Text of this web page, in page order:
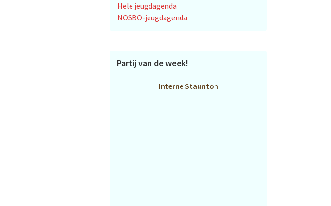
Hele jeugdagenda
NOSBO-jeugdagenda
Partij van de week!
Interne Staunton